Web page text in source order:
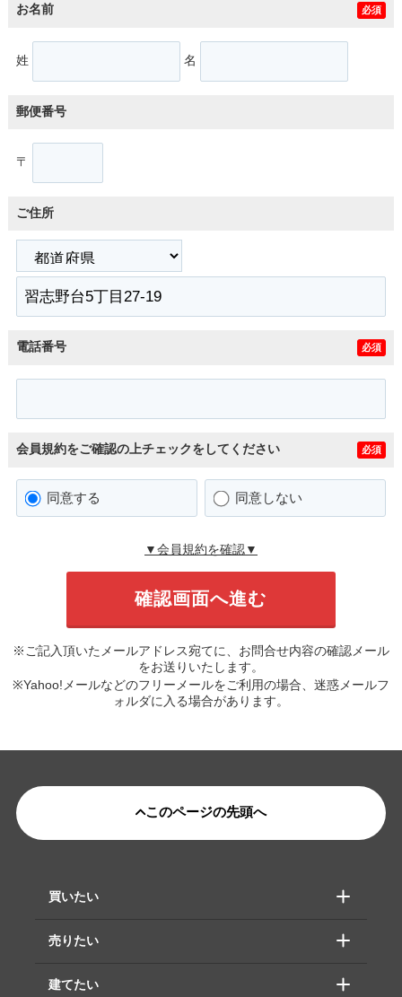
お名前 必須
姓 名
郵便番号
〒
ご住所
電話番号 必須
会員規約をご確認の上チェックをしてください 必須
同意する 同意しない
▼会員規約を確認▼
※ご記入頂いたメールアドレス宛てに、お問合せ内容の確認メール
をお送りいたします。
※Yahoo!メールなどのフリーメールをご利用の場合、迷惑メールフ
ォルダに入る場合があります。
このページの先頭へ
買いたい
売りたい
建てたい